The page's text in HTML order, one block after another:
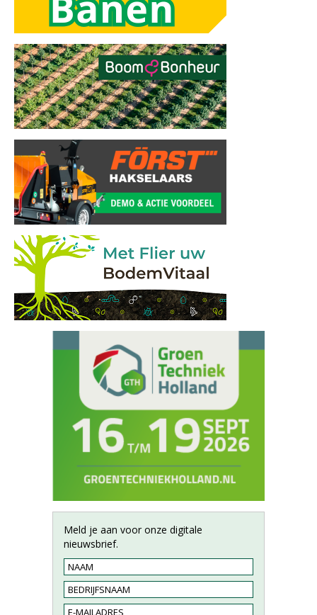
Meld je aan voor onze digitale
nieuwsbrief.